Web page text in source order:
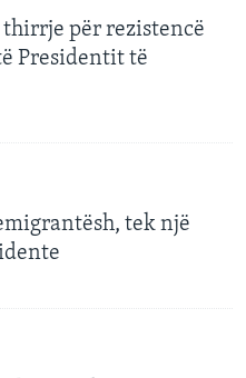
për rezistencë
Presidentit të
tek një